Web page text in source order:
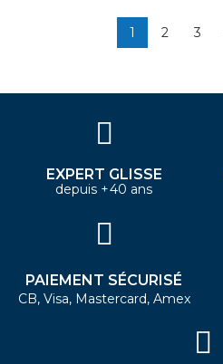
1 2 3
EXPERT GLISSE
depuis +40 ans
PAIEMENT SÉCURISÉ
CB, Visa, Mastercard, Amex